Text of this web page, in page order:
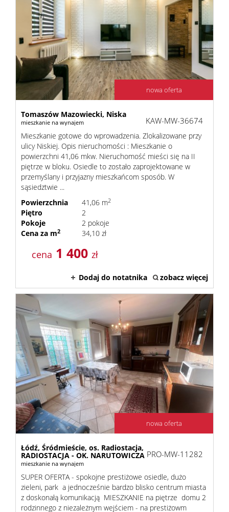
nowa oferta
Tomaszów Mazowiecki, Niska
mieszkanie na wynajem KAW-MW-36674
Mieszkanie gotowe do wprowadzenia. Zlokalizowane przy
ulicy Niskiej. Opis nieruchomości : Mieszkanie o
powierzchni 41,06 mkw. Nieruchomość mieści się na II
piętrze w bloku. Osiedle to zostało zaprojektowane w
przemyślany i przyjazny mieszkańcom sposób. W
sąsiedztwie ...
Powierzchnia
41,06 m2
Piętro
2
Pokoje
2 pokoje
Cena za m2 34,10 zł
cena 1 400 zł
Dodaj do notatnika zobacz więcej
nowa oferta
Łódź, Śródmieście, os. Radiostacja,
RADIOSTACJA - OK. NARUTOWICZA
mieszkanie na wynajem
PRO-MW-11282
SUPER OFERTA - spokojne prestiżowe osiedle, dużo
zieleni, park a jednocześnie bardzo blisko centrum miasta
z doskonałą komunikacją MIESZKANIE na piętrze domu 2
rodzinnego z niezależnym wejściem - na prestiżowm